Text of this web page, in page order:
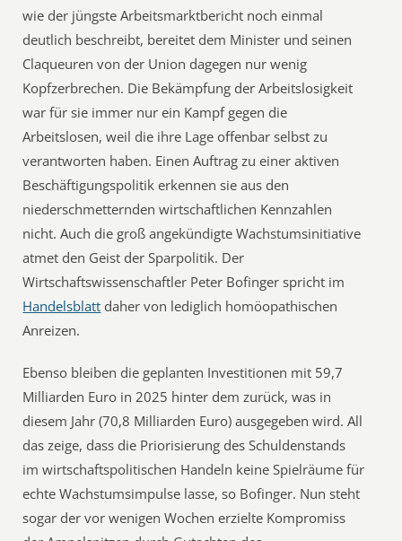
wie der jüngste Arbeitsmarktbericht noch einmal
deutlich beschreibt, bereitet dem Minister und seinen
Claqueuren von der Union dagegen nur wenig
Kopfzerbrechen. Die Bekämpfung der Arbeitslosigkeit
war für sie immer nur ein Kampf gegen die
Arbeitslosen, weil die ihre Lage offenbar selbst zu
verantworten haben. Einen Auftrag zu einer aktiven
Beschäftigungspolitik erkennen sie aus den
niederschmetternden wirtschaftlichen Kennzahlen
nicht. Auch die groß angekündigte Wachstumsinitiative
atmet den Geist der Sparpolitik. Der
Wirtschaftswissenschaftler Peter Bofinger spricht im
Handelsblatt daher von lediglich homöopathischen
Anreizen.
Ebenso bleiben die geplanten Investitionen mit 59,7
Milliarden Euro in 2025 hinter dem zurück, was in
diesem Jahr (70,8 Milliarden Euro) ausgegeben wird. All
das zeige, dass die Priorisierung des Schuldenstands
im wirtschaftspolitischen Handeln keine Spielräume für
echte Wachstumsimpulse lasse, so Bofinger. Nun steht
sogar der vor wenigen Wochen erzielte Kompromiss